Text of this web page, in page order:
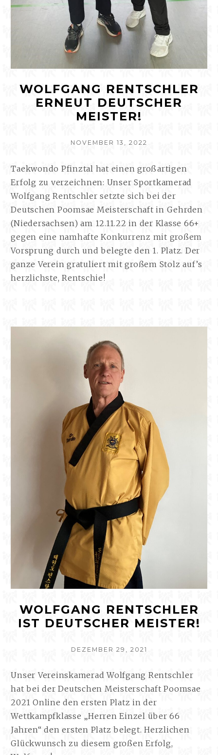
WOLFGANG RENTSCHLER
ERNEUT DEUTSCHER
MEISTER!
VERÖFFENTLICHT
NOVEMBER 13, 2022
Taekwondo Pfinztal hat einen großartigen
Erfolg zu verzeichnen: Unser Sportkamerad
Wolfgang Rentschler setzte sich bei der
Deutschen Poomsae Meisterschaft in Gehrden
(Niedersachsen) am 12.11.22 in der Klasse 66+
gegen eine namhafte Konkurrenz mit großem
Vorsprung durch und belegte den 1. Platz. Der
ganze Verein gratuliert mit großem Stolz auf’s
herzlichste, Rentschie!
WOLFGANG RENTSCHLER
IST DEUTSCHER MEISTER!
VERÖFFENTLICHT
DEZEMBER 29, 2021
Unser Vereinskamerad Wolfgang Rentschler
hat bei der Deutschen Meisterschaft Poomsae
2021 Online den ersten Platz in der
Wettkampfklasse „Herren Einzel über 66
Jahren“ den ersten Platz belegt. Herzlichen
Glückwunsch zu diesem großen Erfolg,